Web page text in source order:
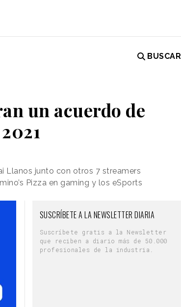
BUSCAR
un acuerdo de
Llanos junto con otros 7 streamers
Pizza en gaming y los eSports
SUSCRÍBETE A LA NEWSLETTER DIARIA
Suscríbete gratis a la Newsletter
que reciben a diario más de 50.000
profesionales de la industria.